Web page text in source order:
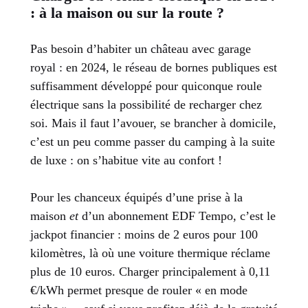
: à la maison ou sur la route ?
Pas besoin d’habiter un château avec garage
royal : en 2024, le réseau de bornes publiques est
suffisamment développé pour quiconque roule
électrique sans la possibilité de recharger chez
soi. Mais il faut l’avouer, se brancher à domicile,
c’est un peu comme passer du camping à la suite
de luxe : on s’habitue vite au confort !
Pour les chanceux équipés d’une prise à la
maison etd’un abonnement EDF Tempo, c’est le
jackpot financier : moins de 2 euros pour 100
kilomètres, là où une voiture thermique réclame
plus de 10 euros. Charger principalement à 0,11
€/kWh permet presque de rouler « en mode